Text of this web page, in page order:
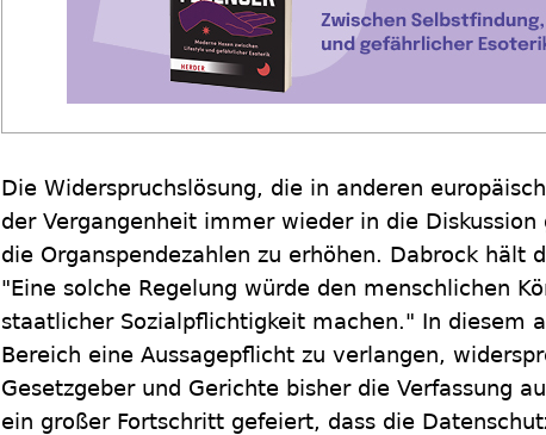
Die Widerspruchslösung, die in anderen
der Vergangenheit immer wieder in die
die Organspendezahlen zu erhöhen. Dabrock hält
"Eine solche Regelung würde den menschlichen
staatlicher Sozialpflichtigkeit machen." In diesem
Bereich eine Aussagepflicht zu verlangen,
Gesetzgeber und Gerichte bisher die Verfassung
ein großer Fortschritt gefeiert, dass die